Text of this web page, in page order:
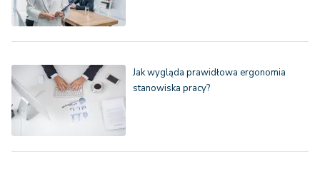
Jak wygląda prawidłowa ergonomia
stanowiska pracy?